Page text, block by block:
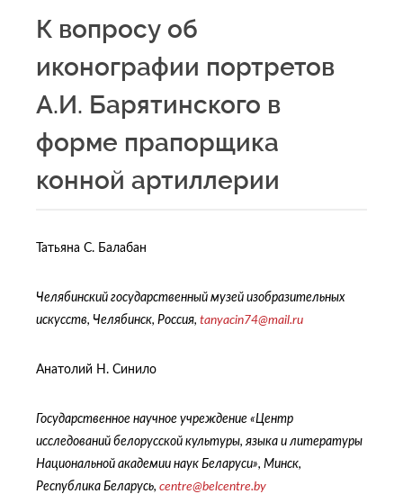
К вопросу об
иконографии портретов
А.И. Барятинского в
форме прапорщика
конной артиллерии
Татьяна С. Балабан
Челябинский государственный музей изобразительных
искусств, Челябинск, Россия, tanyacin74@mail.ru
Анатолий Н. Синило
Государственное научное учреждение «Центр
исследований белорусской культуры, языка и литературы
Национальной академии наук Беларуси», Минск,
Республика Беларусь, centre@belcentre.by